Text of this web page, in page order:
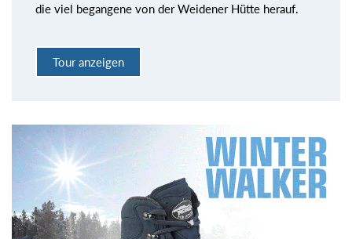
die viel begangene von der Weidener Hütte herauf.
Tour anzeigen